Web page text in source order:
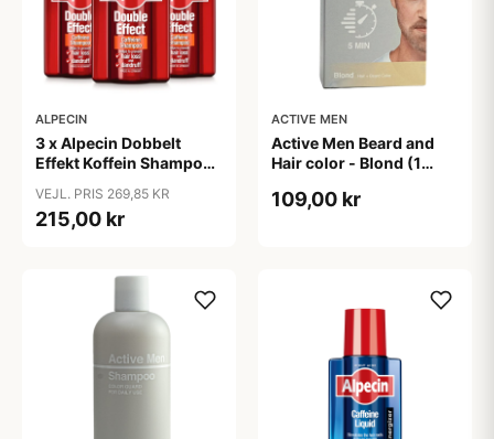
ALPECIN
3 x Alpecin Dobbelt
Effekt Koffein Shampoo
VEJL. PRIS 269,85 KR
215,00 kr
ACTIVE MEN
Active Men Beard and
Hair color - Blond (1
109,00 kr